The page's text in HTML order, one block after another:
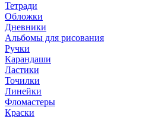
Тетради
Обложки
Дневники
Альбомы для рисования
Ручки
Карандаши
Ластики
Точилки
Линейки
Фломастеры
Краски